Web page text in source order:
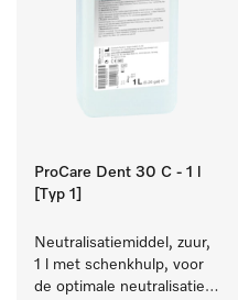
ProCare Dent 30 C - 1 l
[Typ 1]
Neutralisatiemiddel, zuur,
1 l met schenkhulp, voor
de optimale neutralisatie